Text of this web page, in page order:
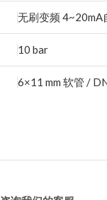
无刷变频 4~20mA
10 bar
6×11 mm 软管 /